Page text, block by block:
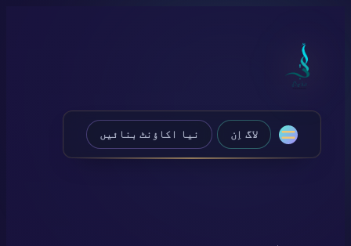
content
لاگ اِن نیا اکاؤنٹ بنائیں